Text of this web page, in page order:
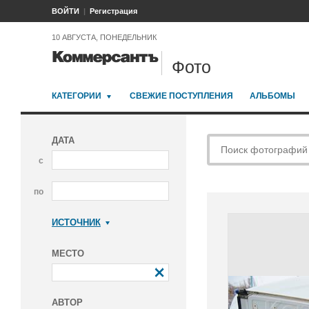
ВОЙТИ Регистрация
10 АВГУСТА, ПОНЕДЕЛЬНИК
Фото
КАТЕГОРИИ СВЕЖИЕ ПОСТУПЛЕНИЯ АЛЬБОМЫ
ДАТА
с
по
ИСТОЧНИК
МЕСТО
АВТОР